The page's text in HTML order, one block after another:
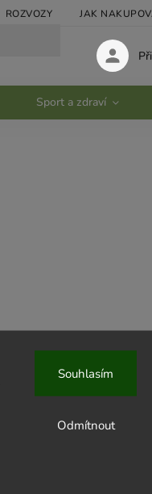
Odmítnout
Souhlasím
ROZVOZY JAK
Sport a zdraví